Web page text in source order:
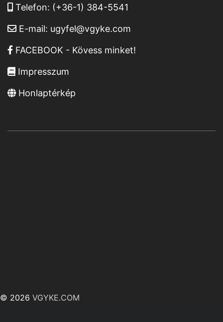
Telefon: (+36-1) 384-5541
E-mail: ugyfel@vgyke.com
FACEBOOK - Kövess minket!
Impresszum
Honlaptérkép
© 2026 VGYKE.COM